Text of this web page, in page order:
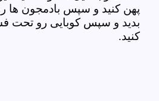
پهن کنید و سپس بادمجون ها
بدید و سپس کوبایی رو تحت
کنید.